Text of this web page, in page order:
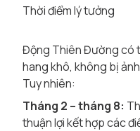
Thời điểm lý tưởng
Động Thiên Đường có
hang khô, không bị
Tuy nhiên:
Tháng 2 – tháng 8:
thuận lợi kết hợp các